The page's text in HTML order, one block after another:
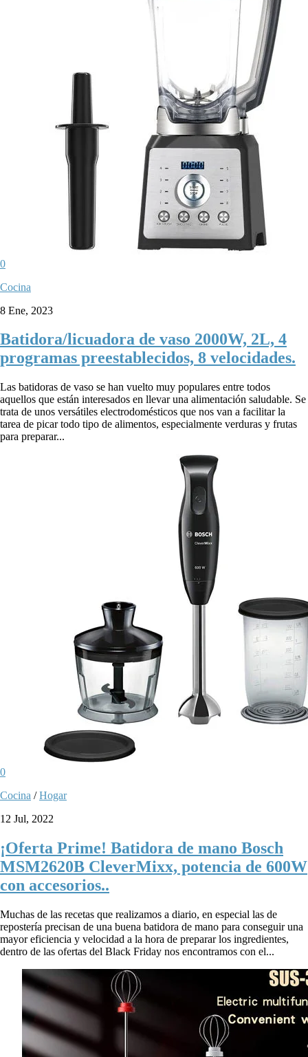
0
Cocina
8 Ene, 2023
Batidora/licuadora de vaso 2000W, 2L, 4
programas preestablecidos, 8 velocidades.
Las batidoras de vaso se han vuelto muy populares entre todos
aquellos que están interesados en llevar una alimentación saludable. Se
trata de unos versátiles electrodomésticos que nos van a facilitar la
tarea de picar todo tipo de alimentos, especialmente verduras y frutas
para preparar...
0
Cocina /Hogar
12 Jul, 2022
¡Oferta Prime! Batidora de mano Bosch
MSM2620B CleverMixx, potencia de 600W
con accesorios..
Muchas de las recetas que realizamos a diario, en especial las de
repostería precisan de una buena batidora de mano para conseguir una
mayor eficiencia y velocidad a la hora de preparar los ingredientes,
dentro de las ofertas del Black Friday nos encontramos con el...